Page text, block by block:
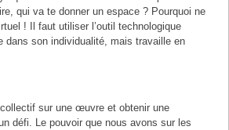
qui va te donner un espace ? Pourquoi ne
! Il faut utiliser l’outil technologique
dans son individualité, mais travaille en
sur une œuvre et obtenir une
défi. Le pouvoir que nous avons sur les